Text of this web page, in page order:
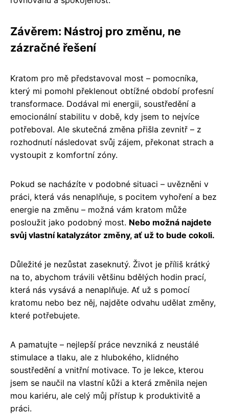
Závěrem: Nástroj pro změnu, ne
zázračné řešení
Kratom pro mě představoval most – pomocníka,
který mi pomohl překlenout obtížné období profesní
transformace. Dodával mi energii, soustředění a
emocionální stabilitu v době, kdy jsem to nejvíce
potřeboval. Ale skutečná změna přišla zevnitř – z
rozhodnutí následovat svůj zájem, překonat strach a
vystoupit z komfortní zóny.
Pokud se nacházíte v podobné situaci – uvězněni v
práci, která vás nenaplňuje, s pocitem vyhoření a bez
energie na změnu – možná vám kratom může
posloužit jako podobný most. Nebo možná najdete
svůj vlastní katalyzátor změny, ať už to bude cokoli.
Důležité je nezůstat zaseknutý. Život je příliš krátký
na to, abychom trávili většinu bdělých hodin prací,
která nás vysává a nenaplňuje. Ať už s pomocí
kratomu nebo bez něj, najděte odvahu udělat změny,
které potřebujete.
A pamatujte – nejlepší práce nevzniká z neustálé
stimulace a tlaku, ale z hlubokého, klidného
soustředění a vnitřní motivace. To je lekce, kterou
jsem se naučil na vlastní kůži a která změnila nejen
mou kariéru, ale celý můj přístup k produktivitě a
práci.